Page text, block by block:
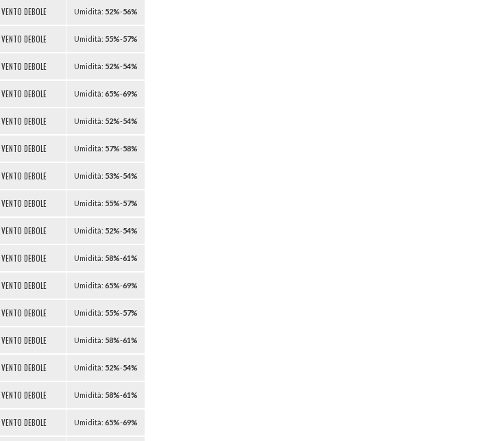
VENTO DEBOLE Umidità: 52%-56%
VENTO DEBOLE Umidità: 55%-57%
VENTO DEBOLE Umidità: 52%-54%
VENTO DEBOLE Umidità: 65%-69%
VENTO DEBOLE Umidità: 52%-54%
VENTO DEBOLE Umidità: 57%-58%
VENTO DEBOLE Umidità: 53%-54%
VENTO DEBOLE Umidità: 55%-57%
VENTO DEBOLE Umidità: 52%-54%
VENTO DEBOLE Umidità: 58%-61%
VENTO DEBOLE Umidità: 65%-69%
VENTO DEBOLE Umidità: 55%-57%
VENTO DEBOLE Umidità: 58%-61%
VENTO DEBOLE Umidità: 52%-54%
VENTO DEBOLE Umidità: 58%-61%
VENTO DEBOLE Umidità: 65%-69%